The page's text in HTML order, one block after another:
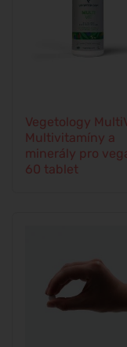
Vegetology
Multivitamíny a
minerály pro
60 tablet